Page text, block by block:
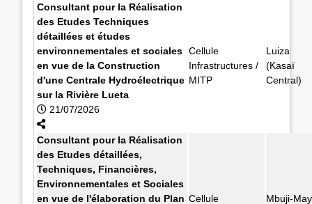
Consultant pour la Réalisation
des Etudes Techniques
détaillées et études
environnementales et sociales
en vue de la Construction
d'une Centrale Hydroélectrique
sur la Rivière Lueta
21/07/2026
Cellule
Infrastructures /
MITP
Luiza
(Kasaï
Central)
Consultant pour la Réalisation
des Etudes détaillées,
Techniques, Financières,
Environnementales et Sociales
en vue de l'élaboration du Plan Cellule
Mbuji-